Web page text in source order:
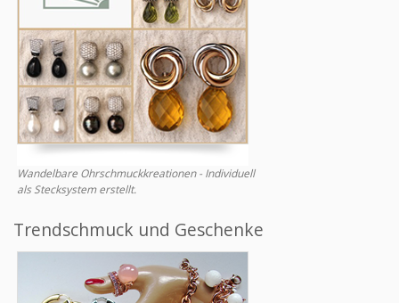
Wandelbare Ohrschmuckkreationen - Individuell
als Stecksystem erstellt.
Trendschmuck und Geschenke